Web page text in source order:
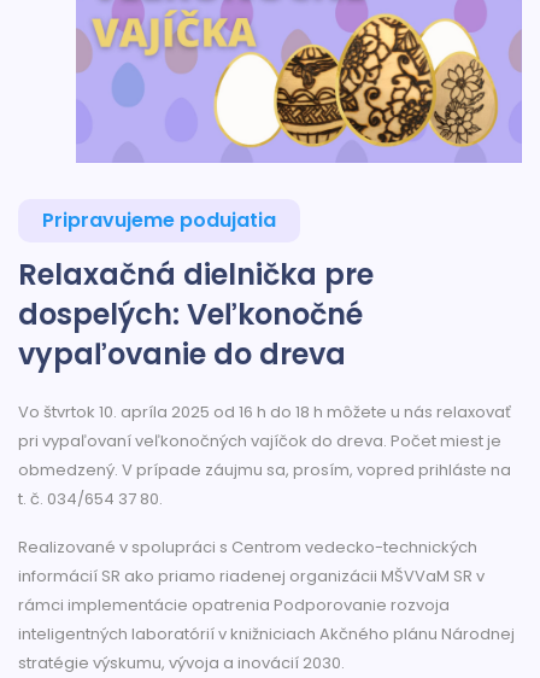
Pripravujeme podujatia
Relaxačná dielnička pre
dospelých: Veľkonočné
vypaľovanie do dreva
Vo štvrtok 10. apríla 2025 od 16 h do 18 h môžete u nás relaxovať
pri vypaľovaní veľkonočných vajíčok do dreva. Počet miest je
obmedzený. V prípade záujmu sa, prosím, vopred prihláste na
t. č. 034/654 37 80.
Realizované v spolupráci s Centrom vedecko-technických
informácií SR ako priamo riadenej organizácii MŠVVaM SR v
rámci implementácie opatrenia Podporovanie rozvoja
inteligentných laboratórií v knižniciach Akčného plánu Národnej
stratégie výskumu, vývoja a inovácií 2030.